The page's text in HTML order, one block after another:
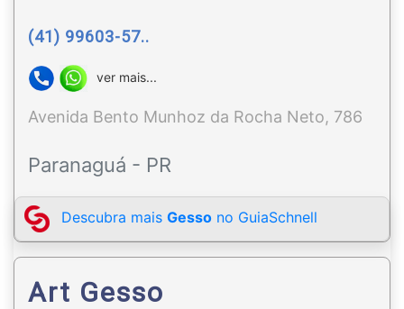
(41) 99603-57..
ver mais...
Avenida Bento Munhoz da Rocha Neto, 786
Paranaguá - PR
Descubra mais Gesso no GuiaSchnell
Art Gesso